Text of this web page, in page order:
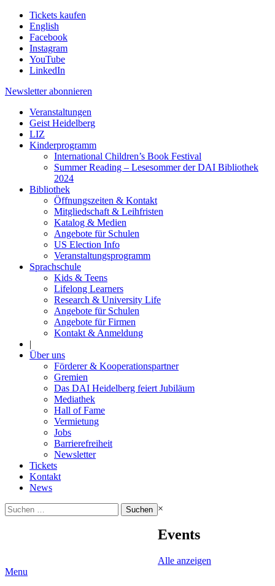
Tickets kaufen
English
Facebook
Instagram
YouTube
LinkedIn
Newsletter abonnieren
Veranstaltungen
Geist Heidelberg
LIZ
Kinderprogramm
International Children’s Book Festival
Summer Reading – Lesesommer der DAI Bibliothek
2024
Bibliothek
Öffnungszeiten & Kontakt
Mitgliedschaft & Leihfristen
Katalog & Medien
Angebote für Schulen
US Election Info
Veranstaltungsprogramm
Sprachschule
Kids & Teens
Lifelong Learners
Research & University Life
Angebote für Schulen
Angebote für Firmen
Kontakt & Anmeldung
|
Über uns
Förderer & Kooperationspartner
Gremien
Das DAI Heidelberg feiert Jubiläum
Mediathek
Hall of Fame
Vermietung
Jobs
Barrierefreiheit
Newsletter
Tickets
Kontakt
News
Suchen
nach:
×
Events
Alle anzeigen
Menu